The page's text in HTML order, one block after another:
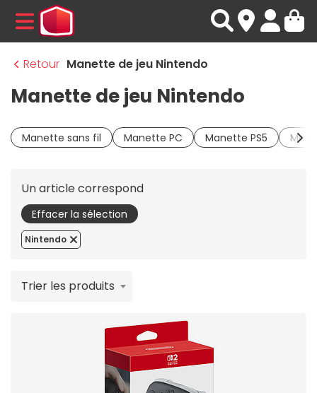
MENU
Retour Manette de jeu Nintendo
Manette de jeu Nintendo
Manette sans fil Manette PC Manette PS5
Un article correspond
Effacer la sélection
Nintendo
Trier les produits